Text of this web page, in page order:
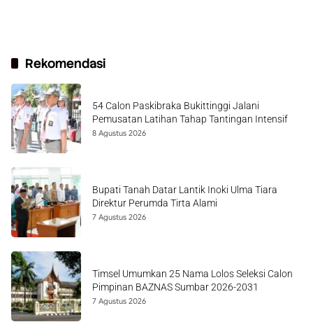
Rekomendasi
54 Calon Paskibraka Bukittinggi Jalani
Pemusatan Latihan Tahap Tantingan Intensif
8 Agustus 2026
Bupati Tanah Datar Lantik Inoki Ulma Tiara
Direktur Perumda Tirta Alami
7 Agustus 2026
Timsel Umumkan 25 Nama Lolos Seleksi Calon
Pimpinan BAZNAS Sumbar 2026-2031
7 Agustus 2026